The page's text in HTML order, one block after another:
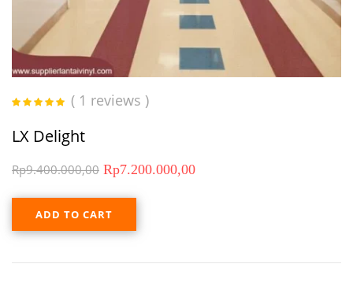
( 1 reviews )
LX Delight
Rp9.400.000,00 Rp7.200.000,00
ADD TO CART